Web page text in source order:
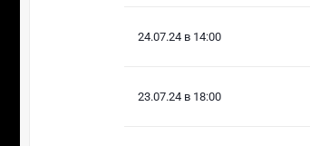
24.07.24 в 14:00
23.07.24 в 18:00